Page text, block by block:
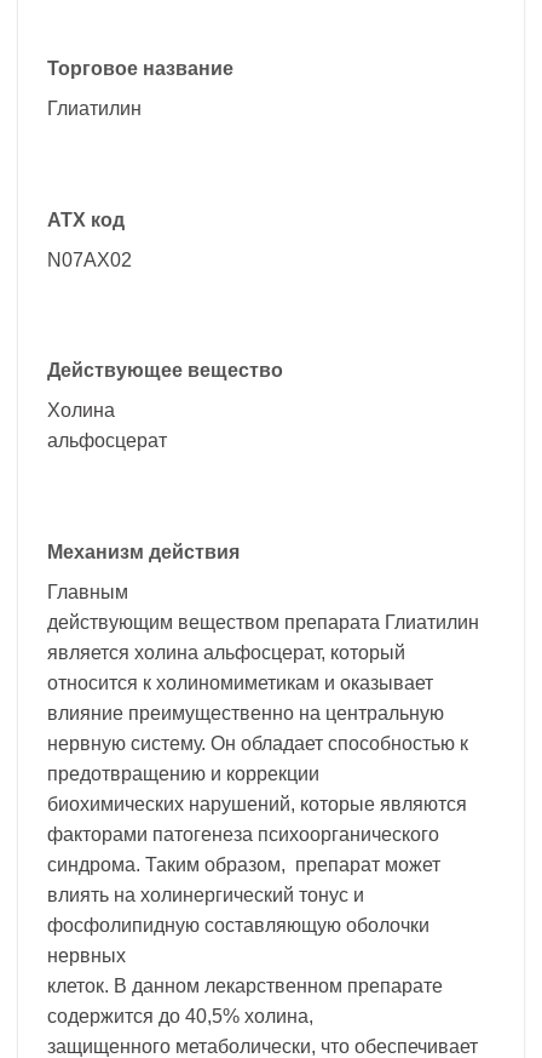
Торговое название
Глиатилин
АТХ код
N07AX02
Действующее вещество
Холина
альфосцерат
Механизм действия
Главным
действующим веществом препарата Глиатилин
является холина альфосцерат, который
относится к холиномиметикам и оказывает
влияние преимущественно на центральную
нервную систему. Он обладает способностью к
предотвращению и коррекции
биохимических нарушений, которые являются
факторами патогенеза психоорганического
синдрома. Таким образом, препарат может
влиять на холинергический тонус и
фосфолипидную составляющую оболочки
нервных
клеток. В данном лекарственном препарате
содержится до 40,5% холина,
защищенного метаболически, что обеспечивает